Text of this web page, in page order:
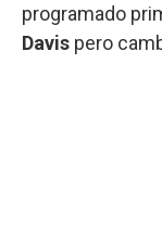
programado
Davis pero